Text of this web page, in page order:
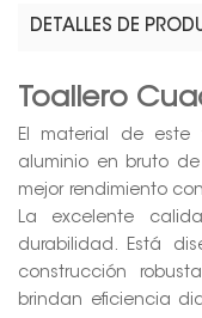
DETALLES DE
Toallero
El material de este
aluminio en bruto
mejor rendimiento
La excelente
durabilidad. Está
construcción
brindan eficiencia